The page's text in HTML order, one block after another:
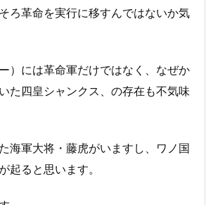
ろ革命を実行に移すんではないか気
）には革命軍だけではなく、なぜか
た四皇シャンクス、の存在も不気味
海軍大将・藤虎がいますし、ワノ国
起ると思います。